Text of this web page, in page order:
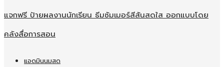
แจกฟรี ป้ายผลงานนักเรียน ธีมซัมเมอร์สีสันสดใส ออกแบบโดย
คลังสื่อการสอน
แอดมินนมสด